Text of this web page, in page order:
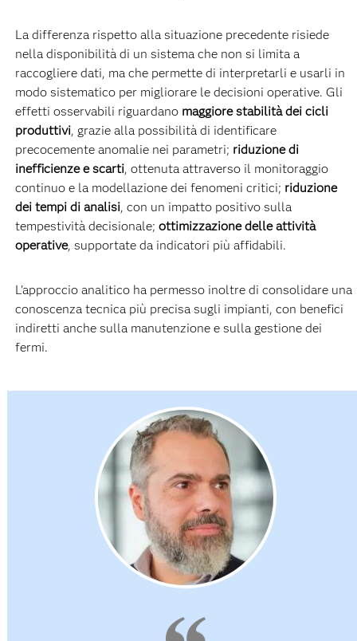
La differenza rispetto alla situazione precedente risiede
nella disponibilità di un sistema che non si limita a
raccogliere dati, ma che permette di interpretarli e usarli in
modo sistematico per migliorare le decisioni operative. Gli
effetti osservabili riguardano maggiore stabilità dei cicli
produttivi, grazie alla possibilità di identificare
precocemente anomalie nei parametri; riduzione di
inefficienze e scarti, ottenuta attraverso il monitoraggio
continuo e la modellazione dei fenomeni critici; riduzione
dei tempi di analisi, con un impatto positivo sulla
tempestività decisionale; ottimizzazione delle attività
operative, supportate da indicatori più affidabili.
L’approccio analitico ha permesso inoltre di consolidare una
conoscenza tecnica più precisa sugli impianti, con benefici
indiretti anche sulla manutenzione e sulla gestione dei
fermi.